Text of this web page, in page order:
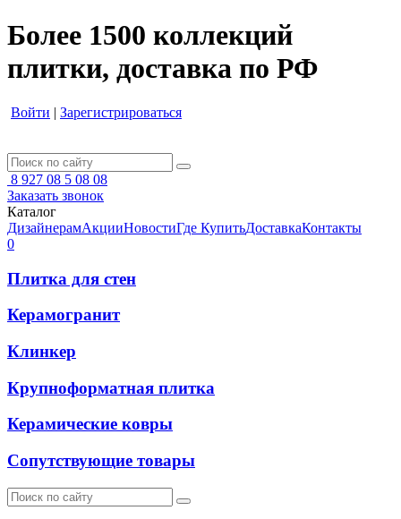
Более 1500 коллекций
плитки, доставка по РФ
Войти | Зарегистрироваться
8 927 08 5 08 08
Заказать звонок
Каталог
ДизайнерамАкцииНовостиГде КупитьДоставкаКонтакты
0
Плитка для стен
Керамогранит
Клинкер
Крупноформатная плитка
Керамические ковры
Сопутствующие товары